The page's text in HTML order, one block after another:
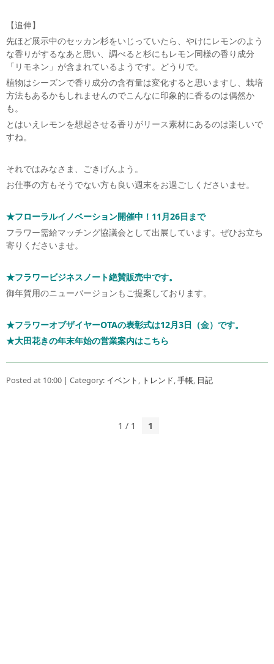
【追伸】
先ほど展示中のセッカン杉をいじっていたら、やけにレモンのよう
な香りがするなあと思い、調べると杉にもレモン同様の香り成分
「リモネン」が含まれているようです。どうりで。
植物はシーズンで香り成分の含有量は変化すると思いますし、栽培
方法もあるかもしれませんのでこんなに印象的に香るのは偶然か
も。
とはいえレモンを想起させる香りがリース素材にあるのは楽しいで
すね。
それではみなさま、ごきげんよう。
お仕事の方もそうでない方も良い週末をお過ごしくださいませ。
★フローラルイノベーション開催中！11月26日まで
フラワー需給マッチング協議会として出展しています。ぜひお立ち
寄りくださいませ。
★フラワービジネスノート絶賛販売中です。
御年賀用のニューバージョンもご提案しております。
★フラワーオブザイヤーOTAの表彰式は12月3日（金）です。
★大田花きの年末年始の営業案内はこちら
Posted at 10:00 | Category: イベント , トレンド,手帳, 日記
1 / 1 1